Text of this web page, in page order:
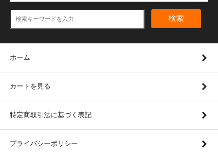
検索
ホーム
カートを見る
特定商取引法に基づく表記
プライバシーポリシー